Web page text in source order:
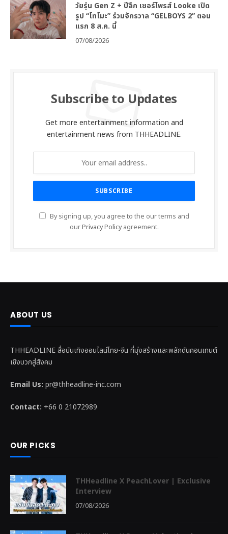
วัยรุ่น Gen Z + ปีลึก เซอร์ไพรส์ Looke เปิด
รูป “โทโมะ” ร่วมจักรวาล “GELBOYS 2” ตอน
แรก 8 ส.ค. นี้
07/08/2026
Subscribe to Updates
Get more entertainment information and
entertainment news from THHEADLINE.
By signing up, you agree to the our terms and
ourPrivacy Policyagreement.
ABOUT US
THHEADLINE สื่อบันเทิงออนไลน์ไทย-จีน ที่มุ่งสร้างและพลักดันคอนเทนต์
เชิงบวกสู่สังคม
Email Us: pr@thheadline-inc.com
Contact: +66 0 21072989
OUR PICKS
THHeadline X PeachLover | Exclusive
Interview
07/08/2026